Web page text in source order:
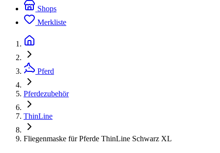
Shops
Merkliste
Pferd
Pferdezubehör
ThinLine
Fliegenmaske für Pferde ThinLine Schwarz XL